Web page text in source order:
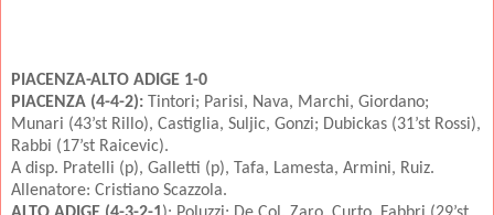
PIACENZA-ALTO ADIGE 1-0
PIACENZA (4-4-2): Tintori; Parisi, Nava, Marchi, Giordano;
Munari (43’st Rillo), Castiglia, Suljic, Gonzi; Dubickas (31’st Rossi),
Rabbi (17’st Raicevic).
A disp. Pratelli (p), Galletti (p), Tafa, Lamesta, Armini, Ruiz.
Allenatore: Cristiano Scazzola.